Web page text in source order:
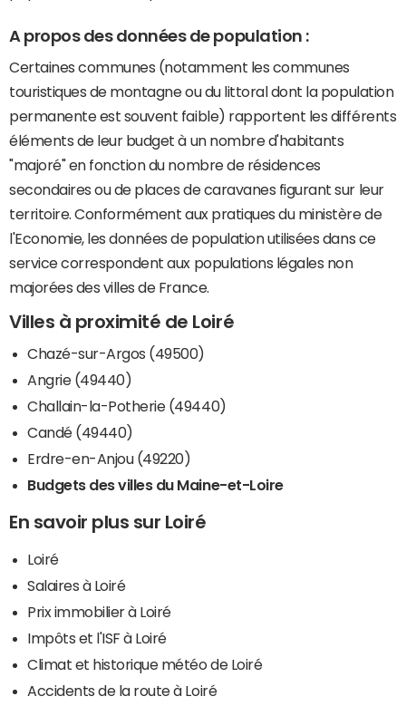
A propos des données de population :
Certaines communes (notamment les communes
touristiques de montagne ou du littoral dont la population
permanente est souvent faible) rapportent les différents
éléments de leur budget à un nombre d'habitants
"majoré" en fonction du nombre de résidences
secondaires ou de places de caravanes figurant sur leur
territoire. Conformément aux pratiques du ministère de
l'Economie, les données de population utilisées dans ce
service correspondent aux populations légales non
majorées des villes de France.
Villes à proximité de Loiré
Chazé-sur-Argos (49500)
Angrie (49440)
Challain-la-Potherie (49440)
Candé (49440)
Erdre-en-Anjou (49220)
Budgets des villes du Maine-et-Loire
En savoir plus sur Loiré
Loiré
Salaires à Loiré
Prix immobilier à Loiré
Impôts et l'ISF à Loiré
Climat et historique météo de Loiré
Accidents de la route à Loiré